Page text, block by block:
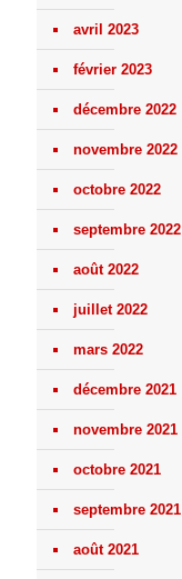
avril 2023
février 2023
décembre 2022
novembre 2022
octobre 2022
septembre 2022
août 2022
juillet 2022
mars 2022
décembre 2021
novembre 2021
octobre 2021
septembre 2021
août 2021